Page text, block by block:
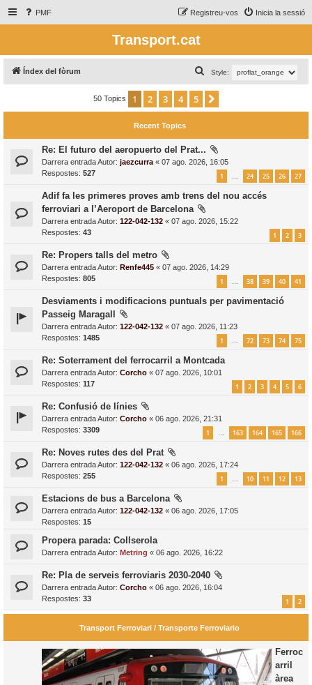
PMF Inicia la sessió
Registreu-vos
Transport.cat
Índex del fòrum Style:
e
a
50 Topics 1 2 3 4 5
Recent Topics
Re: El futuro del aeropuerto del Prat...
Darrera entrada Autor: jaezcurra « 07 ago. 2026, 16:05
Respostes: 527 1 … 24 25 26 27
Adif fa les primeres proves amb trens del nou accés
ferroviari a l’Aeroport de Barcelona
Darrera entrada Autor: 122-042-132 « 07 ago. 2026, 15:22
Respostes: 43 1 2 3
Re: Propers talls del metro
Darrera entrada Autor: Renfe445 « 07 ago. 2026, 14:29
Respostes: 805 1 … 38 39 40 41
Desviaments i modificacions puntuals per pavimentació
Passeig Maragall
Darrera entrada Autor: 122-042-132 « 07 ago. 2026, 11:23
Respostes: 1485 1 … 72 73 74 75
Re: Soterrament del ferrocarril a Montcada
Darrera entrada Autor: Corcho « 07 ago. 2026, 10:01
Respostes: 117 1 2 3 4 5 6
Re: Confusió de línies
Darrera entrada Autor: Corcho « 06 ago. 2026, 21:31
Respostes: 3309 1 … 163 164 165 166
Re: Noves rutes des del Prat
Darrera entrada Autor: 122-042-132 « 06 ago. 2026, 17:24
Respostes: 255 1 … 10 11 12 13
Estacions de bus a Barcelona
Darrera entrada Autor: 122-042-132 « 06 ago. 2026, 17:05
Respostes: 15
Propera parada: Collserola
Darrera entrada Autor: Metring « 06 ago. 2026, 16:22
Re: Pla de serveis ferroviaris 2030-2040
Darrera entrada Autor: Corcho « 06 ago. 2026, 16:04
Respostes: 33 1 2
Transport Ferroviari / Transporte Ferroviario
Ferroc
arril
àrea